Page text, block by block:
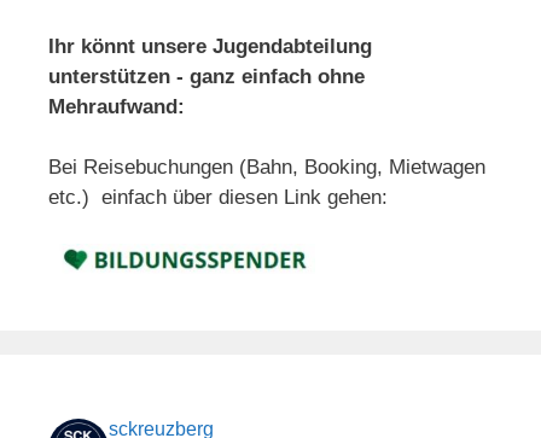
Ihr könnt unsere Jugendabteilung
unterstützen - ganz einfach ohne
Mehraufwand:
Bei Reisebuchungen (Bahn, Booking, Mietwagen
etc.) einfach über diesen Link gehen:
sckreuzberg